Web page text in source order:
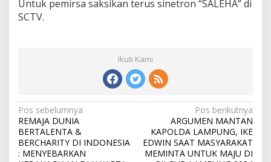
Untuk pemirsa saksikan terus sinetron “SALEHA” di
SCTV.
Ikuti Kami
N
a
v
Pos sebelumnya
REMAJA DUNIA
BERTALENTA &
BERCHARITY DI INDONESIA
: MENYEBARKAN
Pos berikutnya
ARGUMEN MANTAN
KAPOLDA LAMPUNG, IKE
EDWIN SAAT MASYARAKAT
MEMINTA UNTUK MAJU DI